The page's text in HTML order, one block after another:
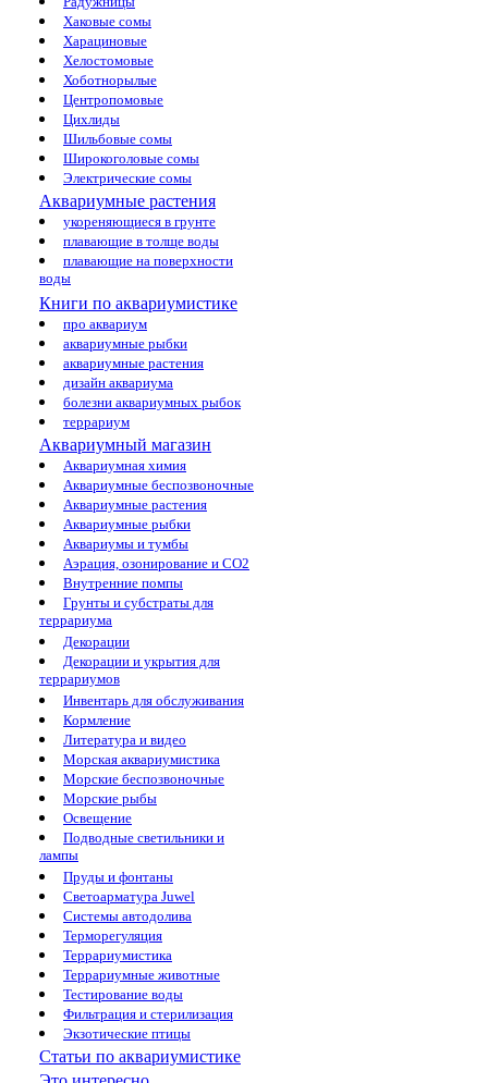
Хаковые сомы
Харациновые
Хелостомовые
Хоботнорылые
Центропомовые
Цихлиды
Шильбовые сомы
Широкоголовые сомы
Электрические сомы
Аквариумные растения
укореняющиеся в грунте
плавающие в толще воды
плавающие на поверхности
воды
Книги по аквариумистике
про аквариум
аквариумные рыбки
аквариумные растения
дизайн аквариума
болезни аквариумных рыбок
террариум
Аквариумный магазин
Аквариумная химия
Аквариумные беспозвоночные
Аквариумные растения
Аквариумные рыбки
Аквариумы и тумбы
Аэрация, озонирование и CO2
Внутренние помпы
Грунты и субстраты для
террариума
Декорации
Декорации и укрытия для
террариумов
Инвентарь для обслуживания
Кормление
Литература и видео
Морская аквариумистика
Морские беспозвоночные
Морские рыбы
Освещение
Подводные светильники и
лампы
Пруды и фонтаны
Светоарматура Juwel
Системы автодолива
Терморегуляция
Террариумистика
Террариумные животные
Тестирование воды
Фильтрация и стерилизация
Экзотические птицы
Статьи по аквариумистике